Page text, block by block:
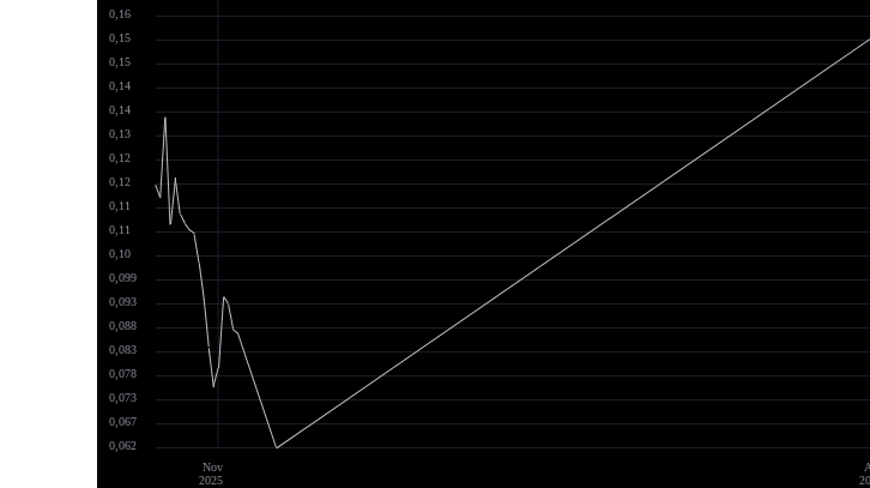
0,062
0,067
0,073
0,078
0,083
0,088
0,093
0,099
0,10
0,11
0,11
0,12
0,12
0,13
0,14
0,14
0,15
0,15
0,16
Nov
2025